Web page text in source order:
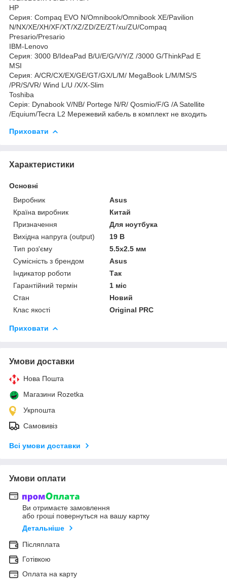
HP
Серия: Compaq EVO N/Omnibook/Omnibook XE/Pavilion
N/NX/XE/XH/XF/XT/XZ/ZD/ZE/ZT/xu/ZU/Compaq
Presario/Presario
IBM-Lenovo
Серия: 3000 B/IdeaPad B/U/E/G/V/Y/Z /3000 G/ThinkPad E
MSI
Серия: A/CR/CX/EX/GE/GT/GX/L/M/ MegaBook L/M/MS/S
/PR/S/VR/ Wind L/U /X/X-Slim
Toshiba
Серія: Dynabook V/NB/ Portege N/R/ Qosmio/F/G /A Satellite
/Equium/Tecra L2 Мережевий кабель в комплект не входить
Приховати
Характеристики
Основні
Виробник
Asus
Країна виробник
Китай
Призначення
Для ноутбука
Вихідна напруга (output)
19 В
Тип роз'єму
5.5x2.5 мм
Сумісність з брендом
Asus
Індикатор роботи
Так
Гарантійний термін
1 міс
Стан
Новий
Клас якості
Original PRC
Приховати
Умови доставки
Нова Пошта
Магазини Rozetka
Укрпошта
Самовивіз
Всі умови доставки
Умови оплати
Ви отримаєте замовлення
або гроші повернуться на вашу картку
Детальніше
Післяплата
Готівкою
Оплата на карту